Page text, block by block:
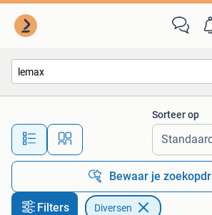
Alle afstanden…
Sorteer op
Bewaar je
Filters Diversen